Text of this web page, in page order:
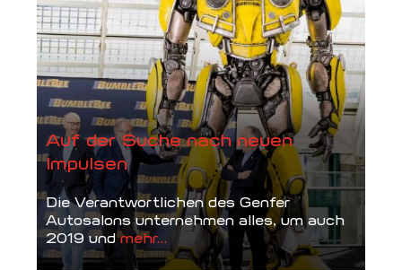
Auf der Suche nach neuen
Impulsen
Die Verantwortlichen des Genfer
Autosalons unternehmen alles, um auch
2019 undmehr...